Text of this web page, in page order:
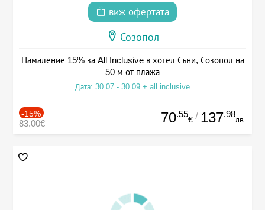
виж офертата
Созопол
Намаление 15% за All Inclusive в хотел Съни, Созопол на
50 м от плажа
Дата: 30.07 - 30.09 + all inclusive
-15%
83.00€ 70.55
€ / 137.98
лв.